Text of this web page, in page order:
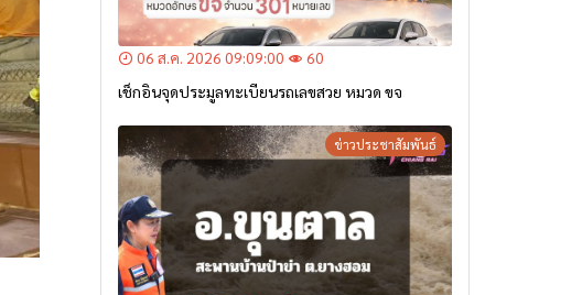
06 ส.ค. 2026 09:09:00
60
เช็กอินจุดประมูลทะเบียนรถเลขสวย หมวด ขจ
ข่าวประชาสัมพันธ์